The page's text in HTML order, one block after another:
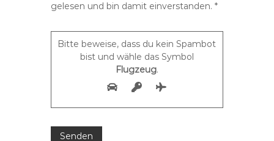
gelesen und bin damit einverstanden. *
Bitte beweise, dass du kein Spambot
bist und wähle das Symbol
Flugzeug.